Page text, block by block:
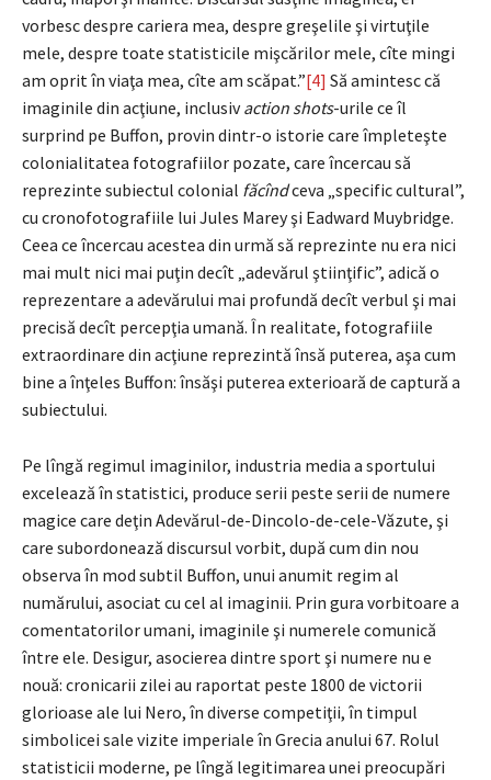
vorbesc despre cariera mea, despre greşelile şi virtuţile
mele, despre toate statisticile mişcărilor mele, cîte mingi
am oprit în viaţa mea, cîte am scăpat.”[4] Să amintesc că
imaginile din acţiune, inclusivaction shots-urile ce îl
surprind pe Buffon, provin dintr-o istorie care împleteşte
colonialitatea fotografiilor pozate, care încercau să
reprezinte subiectul colonial făcîndceva „specific cultural”,
cu cronofotografiile lui Jules Marey şi Eadward Muybridge.
Ceea ce încercau acestea din urmă să reprezinte nu era nici
mai mult nici mai puţin decît „adevărul ştiinţific”, adică o
reprezentare a adevărului mai profundă decît verbul şi mai
precisă decît percepţia umană. În realitate, fotografiile
extraordinare din acţiune reprezintă însă puterea, aşa cum
bine a înţeles Buffon: însăşi puterea exterioară de captură a
subiectului.
Pe lîngă regimul imaginilor, industria media a sportului
excelează în statistici, produce serii peste serii de numere
magice care deţin Adevărul-de-Dincolo-de-cele-Văzute, şi
care subordonează discursul vorbit, după cum din nou
observa în mod subtil Buffon, unui anumit regim al
numărului, asociat cu cel al imaginii. Prin gura vorbitoare a
comentatorilor umani, imaginile şi numerele comunică
între ele. Desigur, asocierea dintre sport şi numere nu e
nouă: cronicarii zilei au raportat peste 1800 de victorii
glorioase ale lui Nero, în diverse competiţii, în timpul
simbolicei sale vizite imperiale în Grecia anului 67. Rolul
statisticii moderne, pe lîngă legitimarea unei preocupări